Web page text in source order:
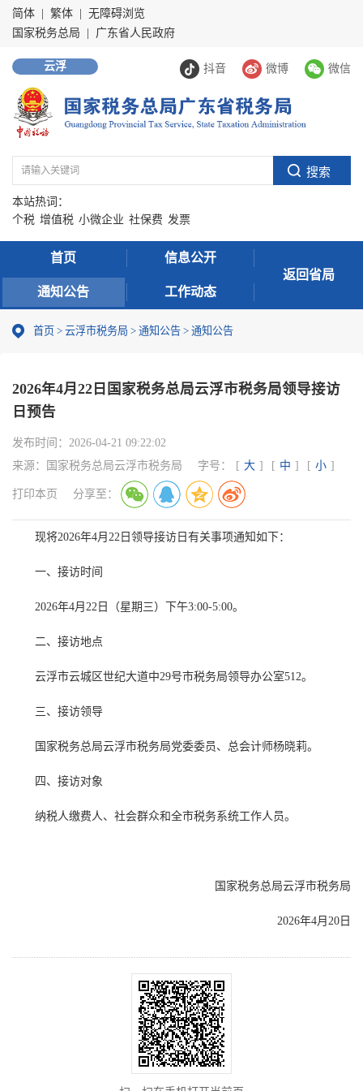
简体 繁体
无障碍浏览
国家税务总局
广东省人民政府
抖音 微博 微信
云浮
本站热词：
个税 增值税 小微企业 社保费 发票
首页 信息公开
通知公告 工作动态
返回省局
首页 > 云浮市税务局 > 通知公告 > 通知公告
2026年4月22日国家税务总局云浮市税务局领导接访
日预告
发布时间： 2026-04-21 09:22:02
来源：
国家税务总局云浮市税务局 字号： [ 大 ] [ 中 ] [ 小 ]
打印本页 分享至：
现将2026年4月22日领导接访日有关事项通知如下：
一、接访时间
2026年4月22日（星期三）下午3:00-5:00。
二、接访地点
云浮市云城区世纪大道中29号市税务局领导办公室512。
三、接访领导
国家税务总局云浮市税务局党委委员、总会计师杨晓莉。
四、接访对象
纳税人缴费人、社会群众和全市税务系统工作人员。
国家税务总局云浮市税务局
2026年4月20日